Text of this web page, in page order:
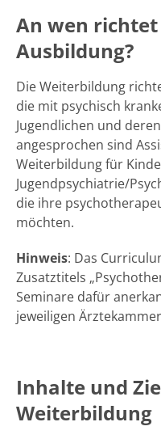
An wen richtet
Ausbildung?
Die Weiterbildung
die mit psychisch
Jugendlichen und
angesprochen sind
Weiterbildung für
Jugendpsychiatrie/
die ihre
möchten.
Hinweis: Das
Zusatztitels
Seminare dafür
jeweiligen
Inhalte und
Weiterbildung